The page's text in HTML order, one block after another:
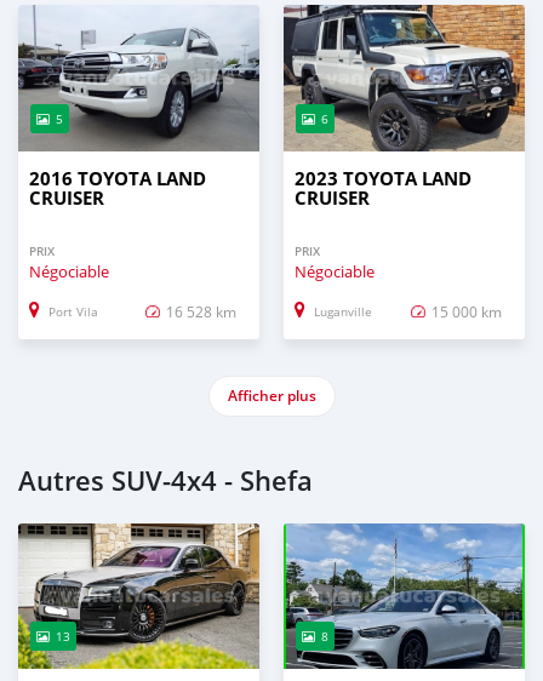
5
2016 TOYOTA LAND
CRUISER
PRIX
Négociable
Port Vila 16 528 km
6
2023 TOYOTA LAND
CRUISER
PRIX
Négociable
Luganville 15 000 km
Afficher plus
Autres SUV‒4x4 - Shefa
13 8